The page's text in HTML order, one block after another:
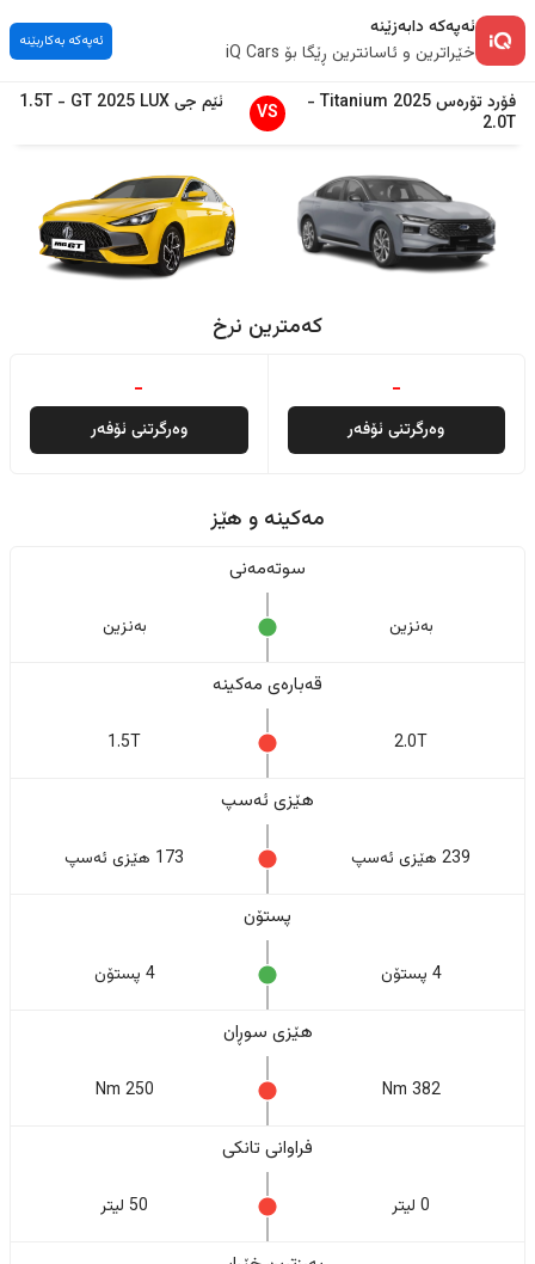
ئەپەکە دابەزێنە
خێراترین و ئاسانترین ڕێگا بۆ iQ Cars
ئەپەکە بەکاربێنە
فۆردتۆرەس2025
Titanium
-
2.0T
VS ئێم جی GT 2025 LUX
-
1.5T
کەمترین نرخ
-
وەرگرتنی ئۆفەر
-
وەرگرتنی ئۆفەر
مەکینە و هێز
سوتەمەنی
بەنزین بەنزین
قەبارەی مەکینە
2.0T
1.5T
هێزی ئەسپ
239 هێزی ئەسپ 173 هێزی ئەسپ
پستۆن
4 پستۆن 4 پستۆن
هێزی سوڕان
382 Nm
250 Nm
فراوانی تانکی
0 لیتر 50 لیتر